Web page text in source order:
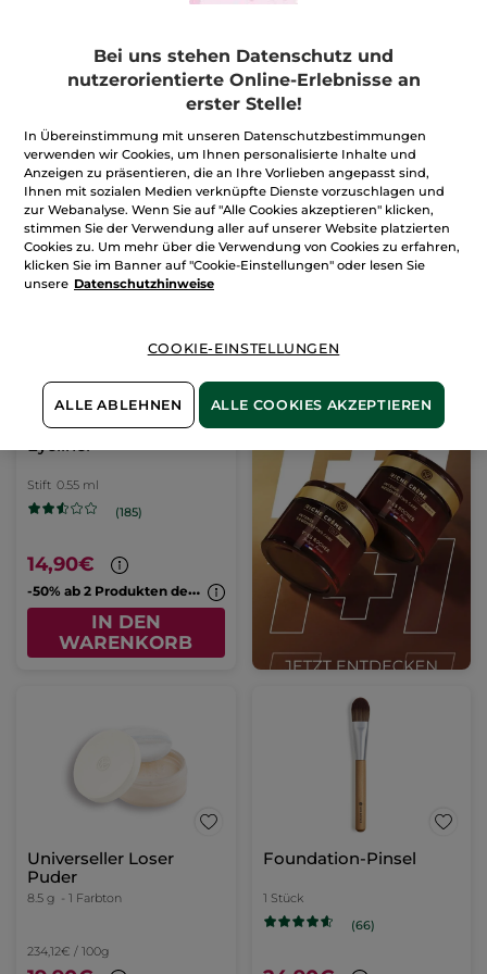
Ausstrahlung & UV-
42,99€ 84,80€
BENACHRICHTIGT
MICH
200
Dose 8 g
24,90€
-
50% ab 2 Produkten deiner Wahl
IN DEN
WARENKORB
Eyeliner
Stift 0.55 ml
(185)
14,90€
-
50% ab 2 Produkten deiner Wahl
IN DEN
WARENKORB
Universeller Loser
Puder
8.5 g - 1 Farbton
234,12€ / 100g
Foundation-Pinsel
1 Stück
(66)
Bei uns stehen Datenschutz und
nutzerorientierte Online-Erlebnisse an
erster Stelle!
In Übereinstimmung mit unseren Datenschutzbestimmungen
verwenden wir Cookies, um Ihnen personalisierte Inhalte und
Anzeigen zu präsentieren, die an Ihre Vorlieben angepasst sind,
Ihnen mit sozialen Medien verknüpfte Dienste vorzuschlagen und
zur Webanalyse. Wenn Sie auf "Alle Cookies akzeptieren" klicken,
stimmen Sie der Verwendung aller auf unserer Website platzierten
Cookies zu. Um mehr über die Verwendung von Cookies zu erfahren,
klicken Sie im Banner auf "Cookie-Einstellungen" oder lesen Sie
unsere Datenschutzhinweise
COOKIE-EINSTELLUNGEN
ALLE ABLEHNEN ALLE COOKIES AKZEPTIEREN